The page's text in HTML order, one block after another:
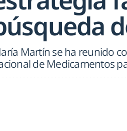
Martín se ha reunido
de Medicamentos